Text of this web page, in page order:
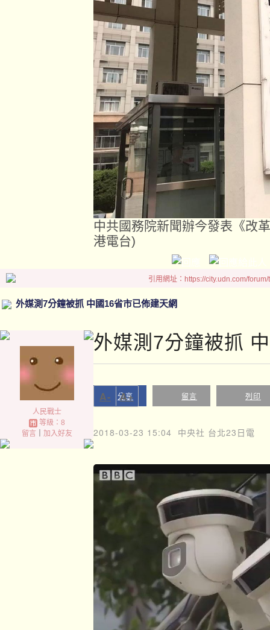
中共國務院新聞辦今發表《改
港電台)
引用網址：https://city.udn.com/
外媒測7分鐘被抓 中國16省市已佈建天網
人民戰士
等級：8
留言｜ 加入好友
外媒測7分鐘被抓
分享 留言 列印
A- A+
2018-03-23 15:04 中央社 台北23日電